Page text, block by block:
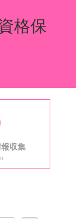
格保
収集